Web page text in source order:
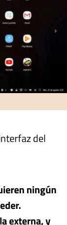
del
ningún
externa, y